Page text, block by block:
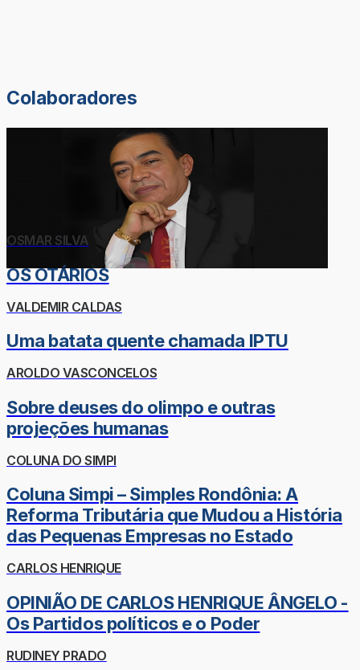
Colaboradores
OSMAR SILVA
OS OTÁRIOS
VALDEMIR CALDAS
Uma batata quente chamada IPTU
AROLDO VASCONCELOS
Sobre deuses do olimpo e outras
projeções humanas
COLUNA DO SIMPI
Coluna Simpi – Simples Rondônia: A
Reforma Tributária que Mudou a História
das Pequenas Empresas no Estado
CARLOS HENRIQUE
OPINIÃO DE CARLOS HENRIQUE ÂNGELO -
Os Partidos políticos e o Poder
RUDINEY PRADO